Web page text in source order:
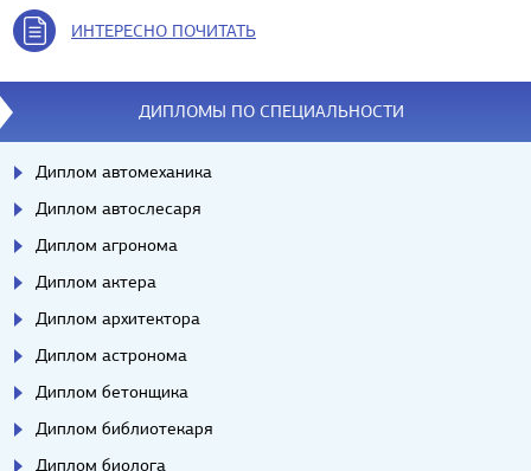
ИНТЕРЕСНО ПОЧИТАТЬ
ДИПЛОМЫ ПО СПЕЦИАЛЬНОСТИ
Диплом автомеханика
Диплом автослесаря
Диплом агронома
Диплом актера
Диплом архитектора
Диплом астронома
Диплом бетонщика
Диплом библиотекаря
Диплом биолога